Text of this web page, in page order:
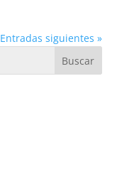
Entradas siguientes »